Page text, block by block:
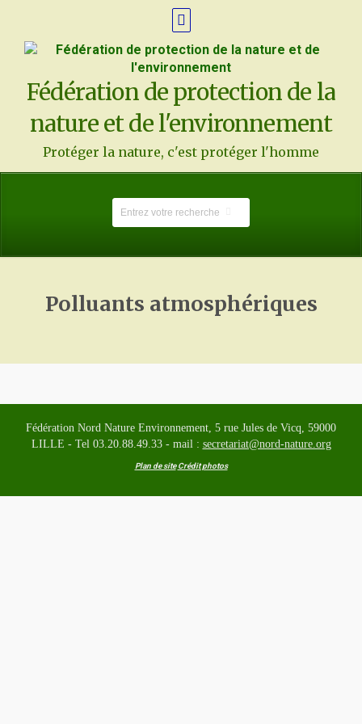
Fédération de protection de la
nature et de l'environnement
Protéger la nature, c'est protéger l'homme
Polluants atmosphériques
Fédération Nord Nature Environnement, 5 rue Jules de Vicq, 59000
LILLE - Tel 03.20.88.49.33 - mail : secretariat@nord-nature.org
Plan de site Crédit photos